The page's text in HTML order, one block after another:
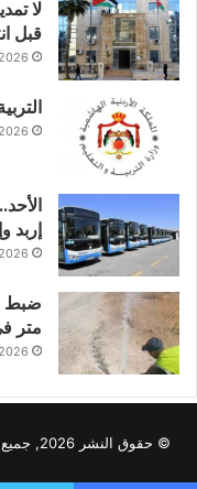
لا
قبل
إربد
متر
© حقوق النشر 2026, جميع حقوق النشر محفوظة لوكالة كرم الإخبارية |